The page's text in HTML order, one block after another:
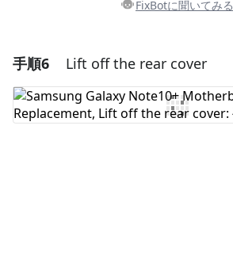
FixBotに聞いてみる
コメントを追加
コメントを追加
手順6 Lift off the rear cover